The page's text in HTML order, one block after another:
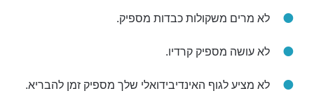
לא מרים משקולות כבדות מספיק.
לא עושה מספיק קרדיו.
לא מציע לגוף האינדיבידואלי שלך מספיק זמן להבריא.